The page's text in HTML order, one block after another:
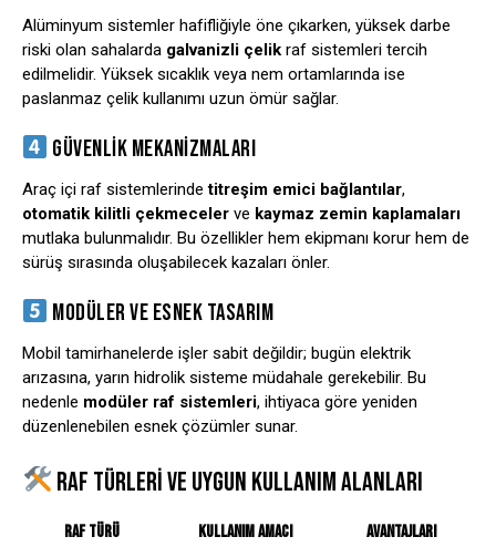
Alüminyum sistemler hafifliğiyle öne çıkarken, yüksek darbe
riski olan sahalarda galvanizli çelik raf sistemleri tercih
edilmelidir. Yüksek sıcaklık veya nem ortamlarında ise
paslanmaz çelik kullanımı uzun ömür sağlar.
GÜVENLIK MEKANIZMALARI
Araç içi raf sistemlerindetitreşim emici bağlantılar,
otomatik kilitli çekmeceler ve kaymaz zemin kaplamaları
mutlaka bulunmalıdır. Bu özellikler hem ekipmanı korur hem de
sürüş sırasında oluşabilecek kazaları önler.
MODÜLER VE ESNEK TASARIM
Mobil tamirhanelerde işler sabit değildir; bugün elektrik
arızasına, yarın hidrolik sisteme müdahale gerekebilir. Bu
nedenle modüler raf sistemleri, ihtiyaca göre yeniden
düzenlenebilen esnek çözümler sunar.
RAF TÜRLERI VE UYGUN KULLANIM ALANLARI
Raf Türü Kullanım Amacı Avantajları